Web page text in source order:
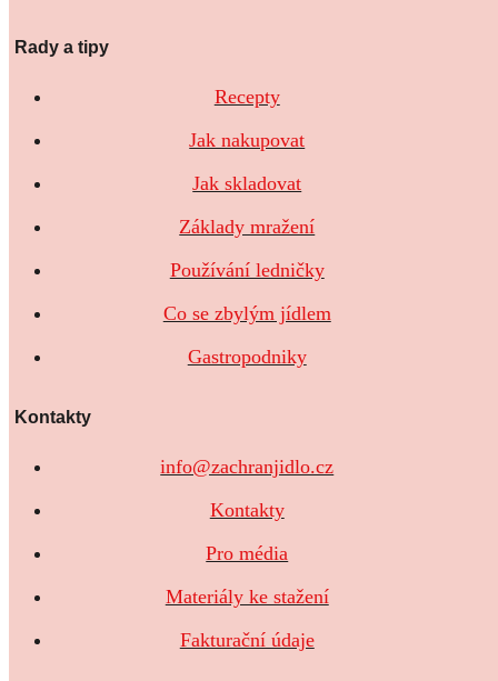
Rady a tipy
Recepty
Jak nakupovat
Jak skladovat
Základy mražení
Používání ledničky
Co se zbylým jídlem
Gastropodniky
Kontakty
info@zachranjidlo.cz
Kontakty
Pro média
Materiály ke stažení
Fakturační údaje